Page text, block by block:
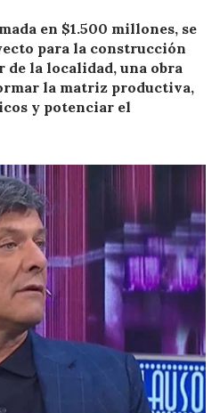
en $1.500 millones, se
para la construcción
la localidad, una obra
la matriz productiva,
y potenciar el